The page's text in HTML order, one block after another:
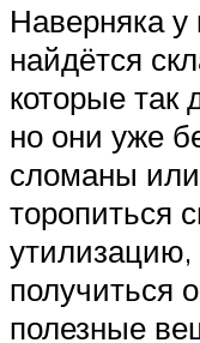
Наверняка у
найдётся
которые так
но они уже
сломаны
торопиться
утилизацию,
получиться
полезные